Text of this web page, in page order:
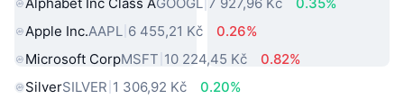
Apple Inc.AAPL 6 455,21 Kč
0.26%
Microsoft CorpMSFT 10 224,45 Kč
0.82%
SilverSILVER 1 306,92 Kč
0.20%